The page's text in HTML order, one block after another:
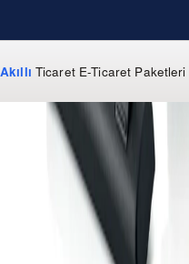
Akıllı Ticaret E-Ticaret Paketleri
WhatsApp
0 850 303 99 73